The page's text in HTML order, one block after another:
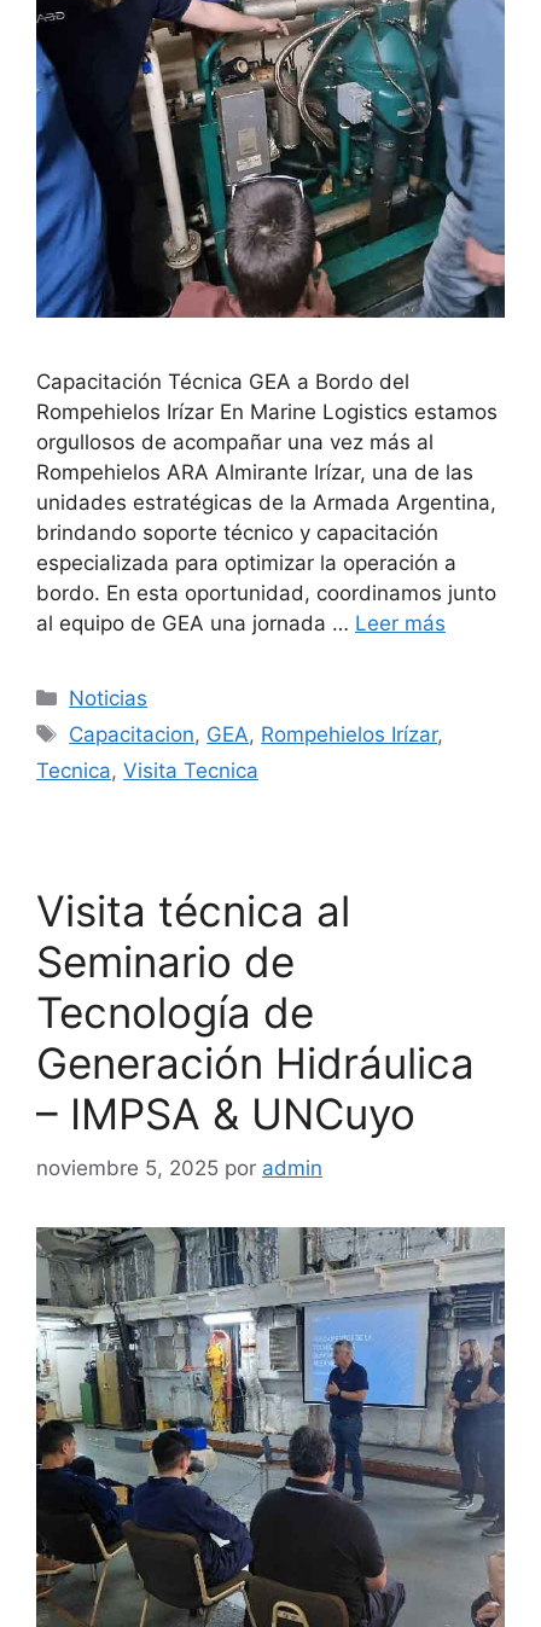
Capacitación Técnica GEA a Bordo del
Rompehielos Irízar En Marine Logistics estamos
orgullosos de acompañar una vez más al
Rompehielos ARA Almirante Irízar, una de las
unidades estratégicas de la Armada Argentina,
brindando soporte técnico y capacitación
especializada para optimizar la operación a
bordo. En esta oportunidad, coordinamos junto
al equipo de GEA una jornada … Leer más
Categorías
Noticias
Etiquetas
Capacitacion, GEA, Rompehielos Irízar,
Tecnica, Visita Tecnica
Visita técnica al
Seminario de
Tecnología de
Generación Hidráulica
– IMPSA & UNCuyo
noviembre 5, 2025 por admin